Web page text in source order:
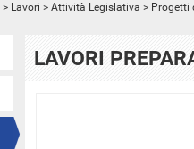
> Lavori > Attività Legislativa > Progetti
LAVORI